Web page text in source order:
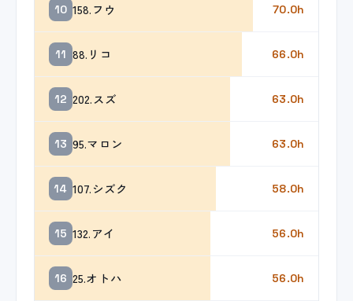
10 158.フウ 70.0h
11 88.リコ 66.0h
12 202.スズ 63.0h
13 95.マロン 63.0h
14 107.シズク 58.0h
15 132.アイ 56.0h
16 25.オトハ 56.0h